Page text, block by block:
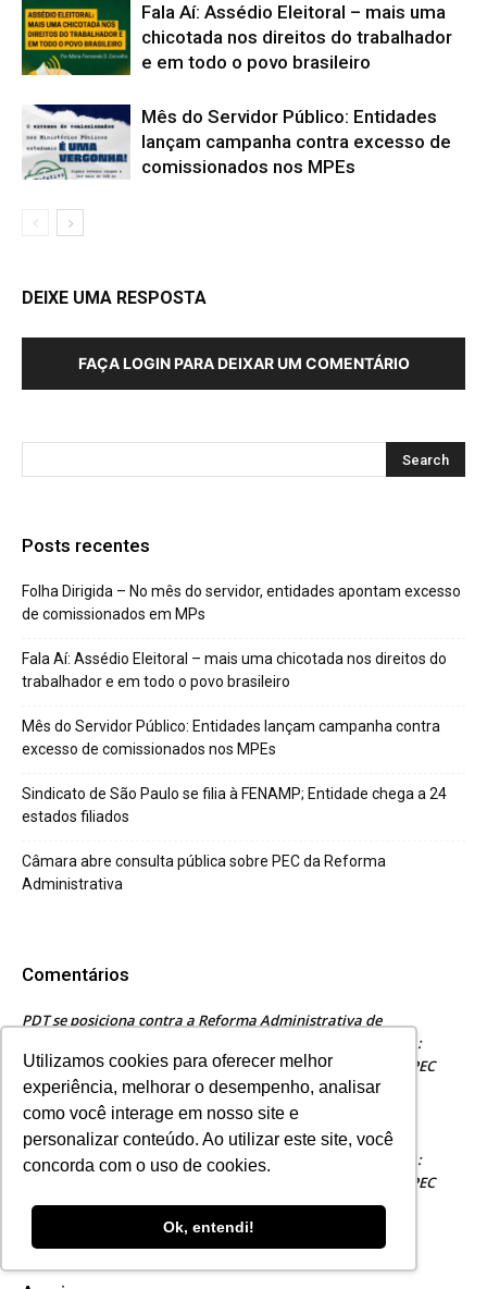
Utilizamos cookies para oferecer melhor
experiência, melhorar o desempenho, analisar
como você interage em nosso site e
personalizar conteúdo. Ao utilizar este site, você
concorda com o uso de cookies.
Ok, entendi!
Fala Aí: Assédio Eleitoral – mais uma
chicotada nos direitos do trabalhador
e em todo o povo brasileiro
Mês do Servidor Público: Entidades
lançam campanha contra excesso de
comissionados nos MPEs
DEIXE UMA RESPOSTA
FAÇA LOGIN PARA DEIXAR UM COMENTÁRIO
Posts recentes
Folha Dirigida – No mês do servidor, entidades apontam excesso
de comissionados em MPs
Fala Aí: Assédio Eleitoral – mais uma chicotada nos direitos do
trabalhador e em todo o povo brasileiro
Mês do Servidor Público: Entidades lançam campanha contra
excesso de comissionados nos MPEs
Sindicato de São Paulo se filia à FENAMP; Entidade chega a 24
estados filiados
Câmara abre consulta pública sobre PEC da Reforma
Administrativa
Comentários
PDT se posiciona contra a Reforma Administrativa de
Reforma Administrativa:
Pressão sobre parlamentares indecisos e com ressalvas à PEC
32/2020 poderá definir futuro do serviço público no país
PDT se posiciona contra a Reforma Administrativa de
Bolsonaro e Guedes | FENAMPemReforma Administrativa:
Pressão sobre parlamentares indecisos e com ressalvas à PEC
32/2020 poderá definir futuro do serviço público no país